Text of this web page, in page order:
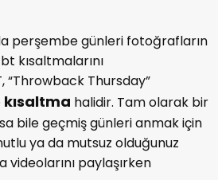
perşembe günleri fotoğrafların
kısaltmalarını
“Throwback Thursday”
halidir. Tam olarak bir
bile geçmiş günleri anmak için
ya da mutsuz olduğunuz
paylaşırken